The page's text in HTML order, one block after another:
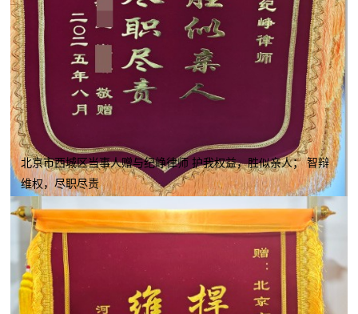
北京市西城区当事人赠与纪峥律师 护我权益，胜似亲人； 智辩
维权，尽职尽责